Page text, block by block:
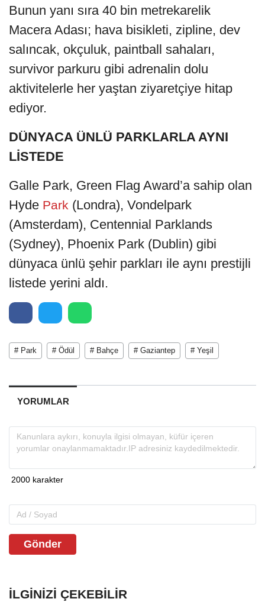
Bunun yanı sıra 40 bin metrekarelik
Macera Adası; hava bisikleti, zipline, dev
salıncak, okçuluk, paintball sahaları,
survivor parkuru gibi adrenalin dolu
aktivitelerle her yaştan ziyaretçiye hitap
ediyor.
DÜNYACA ÜNLÜ PARKLARLA AYNI
LİSTEDE
Galle Park, Green Flag Award’a sahip olan
Hyde Park (Londra), Vondelpark
(Amsterdam), Centennial Parklands
(Sydney), Phoenix Park (Dublin) gibi
dünyaca ünlü şehir parkları ile aynı prestijli
listede yerini aldı.
# Park # Ödül # Bahçe # Gaziantep # Yeşil
YORUMLAR
Gönder
İLGINIZI ÇEKEBILIR